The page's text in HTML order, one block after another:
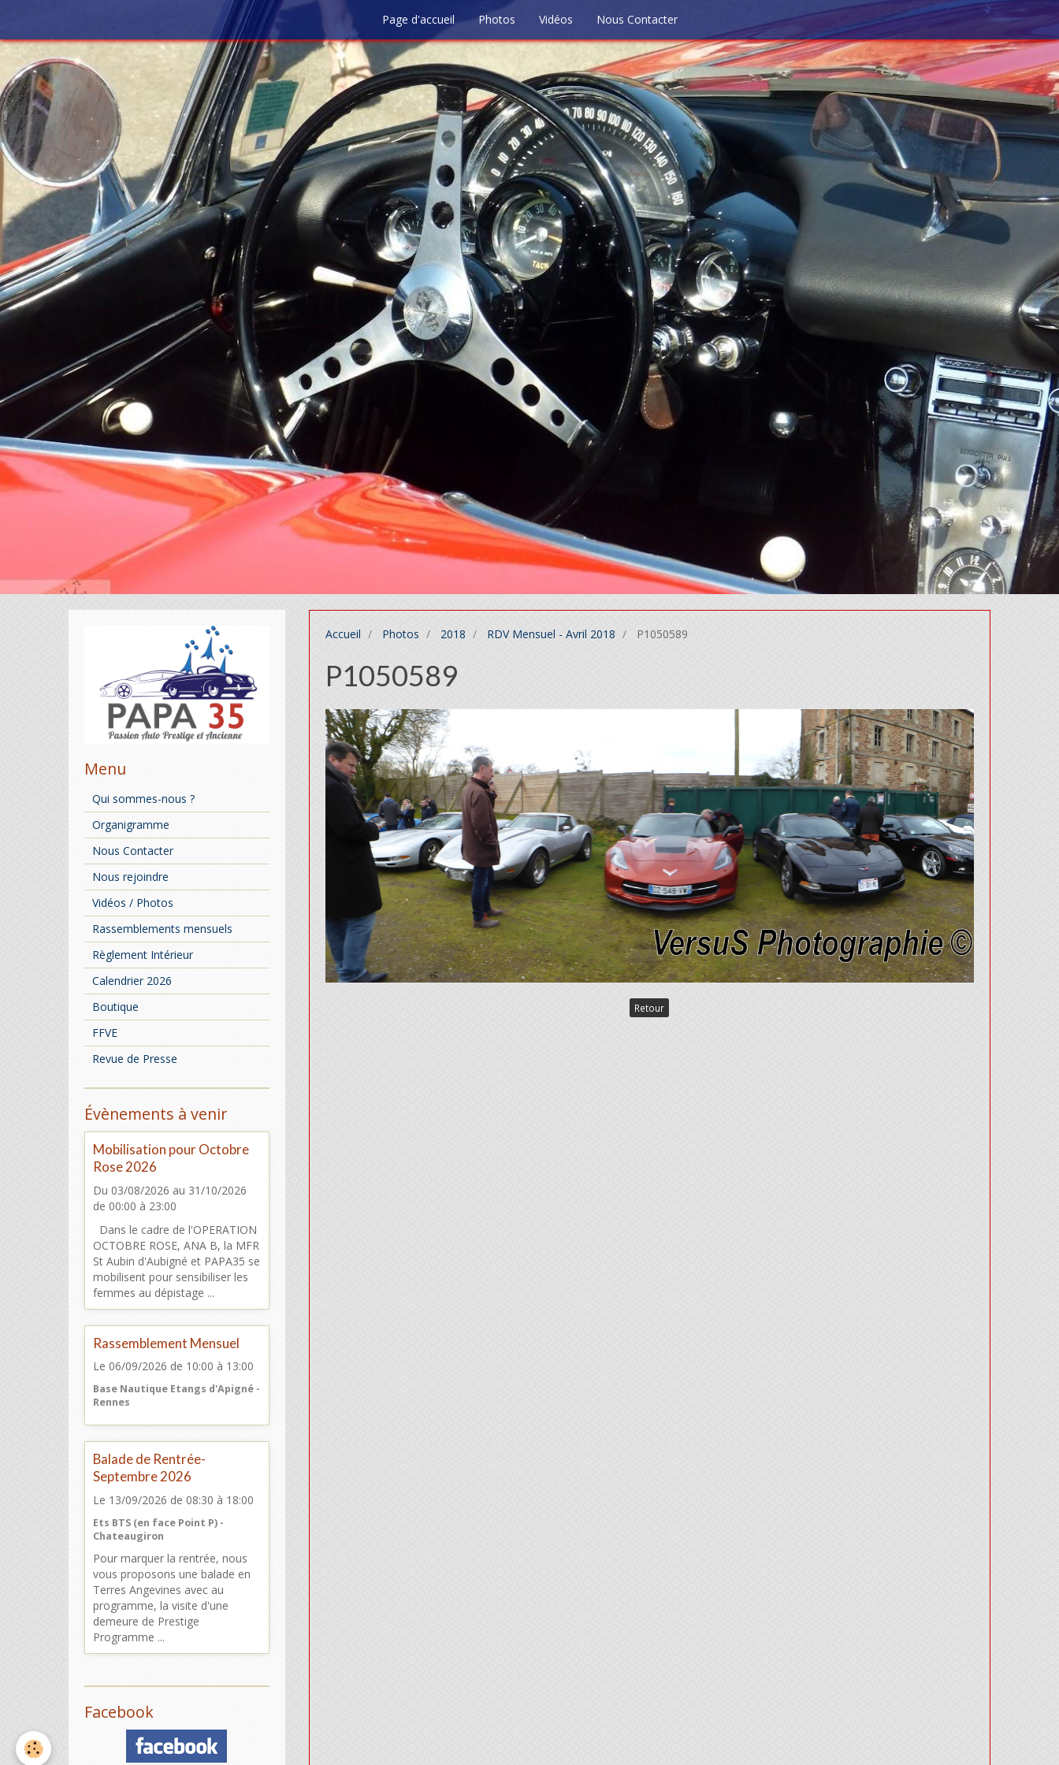
Page d'accueil Photos Vidéos Nous Contacter
Accueil Photos 2018 RDV Mensuel - Avril 2018 P1050589
P1050589
Retour
Menu
Qui sommes-nous ?
Organigramme
Nous Contacter
Nous rejoindre
Vidéos / Photos
Rassemblements mensuels
Règlement Intérieur
Calendrier 2026
Boutique
FFVE
Revue de Presse
Évènements à venir
Mobilisation pour Octobre
Rose 2026
Du 03/08/2026 au 31/10/2026
de 00:00 à 23:00
Dans le cadre de l'OPERATION
OCTOBRE ROSE, ANA B, la MFR
St Aubin d'Aubigné et PAPA35 se
mobilisent pour sensibiliser les
femmes au dépistage ...
Rassemblement Mensuel
Le 06/09/2026 de 10:00 à 13:00
Base Nautique Etangs d'Apigné -
Rennes
Balade de Rentrée-
Septembre 2026
Le 13/09/2026 de 08:30 à 18:00
Ets BTS (en face Point P) -
Chateaugiron
Pour marquer la rentrée, nous
vous proposons une balade en
Terres Angevines avec au
programme, la visite d'une
demeure de Prestige
Programme ...
Facebook